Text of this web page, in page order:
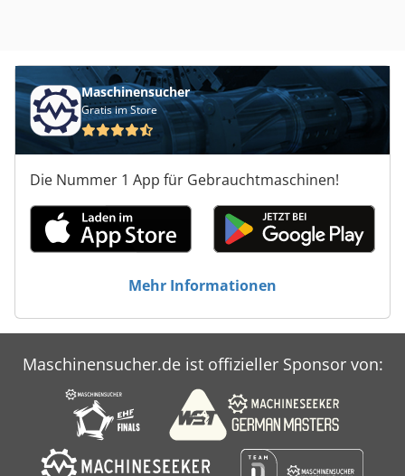
Maschinensucher
Gratis im Store
Die Nummer 1 App für Gebrauchtmaschinen!
Mehr Informationen
Maschinensucher.de ist offizieller Sponsor von: